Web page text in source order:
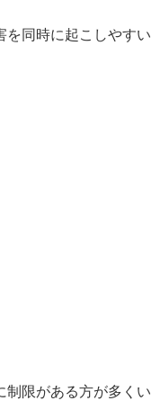
を同時に起こしやすい
制限がある方が多くい